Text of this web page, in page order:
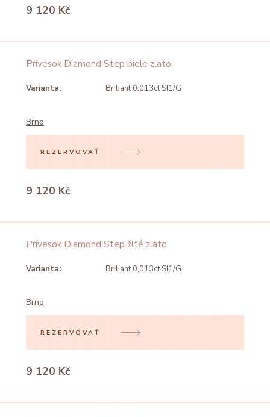
9 120 Kč
Prívesok Diamond Step biele zlato
Varianta: Briliant 0,013ct SI1/G
Brno
REZERVOVAŤ
9 120 Kč
Prívesok Diamond Step žlté zlato
Varianta: Briliant 0,013ct SI1/G
Brno
REZERVOVAŤ
9 120 Kč